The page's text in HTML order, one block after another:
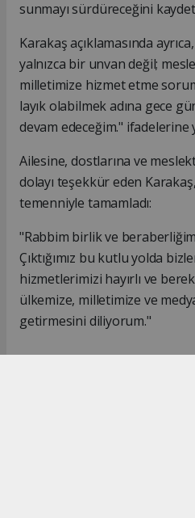
sunmayı sürdüreceğini
Karakaş açıklamasında
yalnızca bir unvan değil;
milletimize hizmet etme
layık olabilmek adına gece
devam edeceğim." ifadelerine
Ailesine, dostlarına ve
dolayı teşekkür eden Karakaş,
temenniyle tamamladı:
"Rabbim birlik ve
Çıktığımız bu kutlu yolda
hizmetlerimizi hayırlı ve
ülkemize, milletimize ve
getirmesini diliyorum."